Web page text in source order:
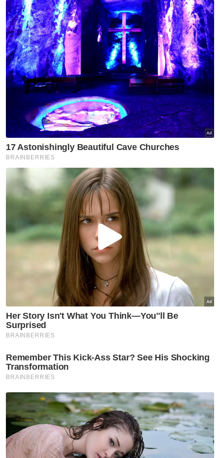
Jangkitan Covid 19
Penjarakan Sosial
Seoul
Korea Selatan
Pusat Kawalan Dan Pencegahan Penyakit Korea
(KCDC)
Artikel Disyorkan
Covid-19
Varian Covid-19 KP.3.1.1
dominan di AS ketika jangkitan
terus meningkat
Covid-19
Covid-19
Covid-19
Kes Covid-19 di Pulau Pinang
menurun